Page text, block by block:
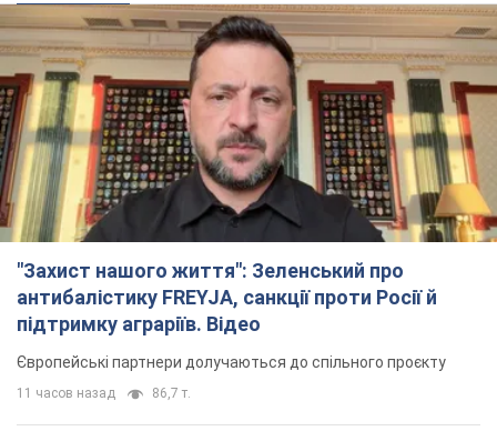
"Захист нашого життя": Зеленський про
антибалістику FREYJA, санкції проти Росії й
підтримку аграріїв. Відео
Європейські партнери долучаються до спільного проєкту
11 часов назад 86,7 т.